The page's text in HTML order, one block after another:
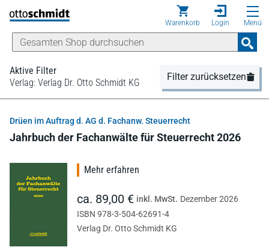
Direkt zum Inhalt
Warenkorb Login Menü
Aktive Filter
Verlag: Verlag Dr. Otto Schmidt KG
Filter zurücksetzen
Drüen im Auftrag d. AG d. Fachanw. Steuerrecht
Jahrbuch der Fachanwälte für Steuerrecht 2026
Mehr erfahren
ca. 89,00 € inkl. MwSt. Dezember 2026
ISBN 978-3-504-62691-4
Verlag Dr. Otto Schmidt KG